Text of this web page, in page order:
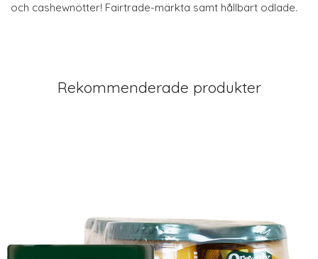
och cashewnötter! Fairtrade-märkta samt hållbart odlade.
Rekommenderade produkter